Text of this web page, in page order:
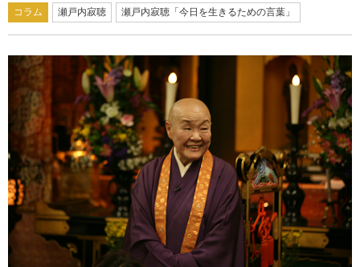
コラム 瀬戸内寂聴 瀬戸内寂聴「今日を生きるための言葉」